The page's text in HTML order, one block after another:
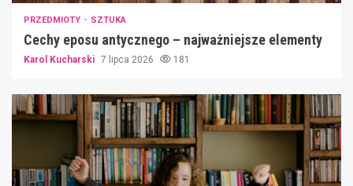
PRZEDMIOTY SZTUKA
Cechy eposu antycznego – najważniejsze elementy
Karol Kucharski 7 lipca 2026 181